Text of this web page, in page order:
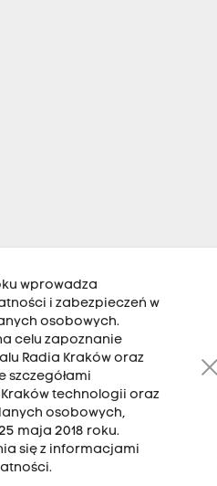
Muzyka Audycje
Juliusza Słowackiego 22, 30-007
wprowadza
i zabezpieczeń w
osobowych.
celu zapoznanie
Radia Kraków oraz
szczegółami
technologii oraz
osobowych,
maja 2018 roku.
się z informacjami